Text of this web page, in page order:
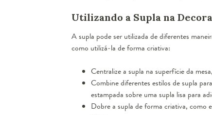
Utilizando a Supla na
A supla pode ser utilizada de diferentes
como utilizá-la de forma criativa:
Centralize a supla na superfície da
Combine diferentes estilos de supla
estampada sobre uma supla lisa para
Dobre a supla de forma criativa, como